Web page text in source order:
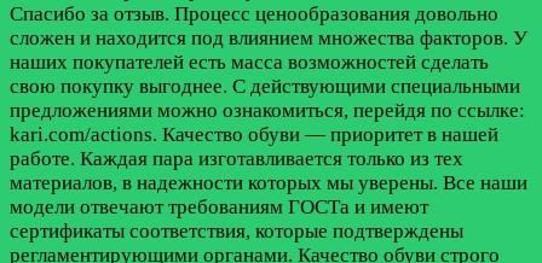
Спасибо за отзыв. Процесс ценообразования довольно
сложен и находится под влиянием множества факторов. У
наших покупателей есть масса возможностей сделать
свою покупку выгоднее. С действующими специальными
предложениями можно ознакомиться, перейдя по ссылке:
kari.com/actions. Качество обуви — приоритет в нашей
работе. Каждая пара изготавливается только из тех
материалов, в надежности которых мы уверены. Все наши
модели отвечают требованиям ГОСТа и имеют
сертификаты соответствия, которые подтверждены
регламентирующими органами. Качество обуви строго